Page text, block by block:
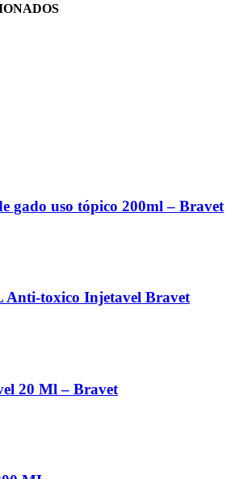
gado uso tópico 200ml – Bravet
Anti-toxico Injetavel Bravet
20 Ml – Bravet